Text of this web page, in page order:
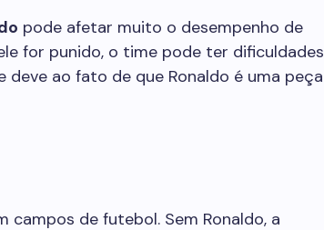
pode afetar muito o desempenho de
for punido, o time pode ter dificuldades
deve ao fato de que Ronaldo é uma peça
campos de futebol. Sem Ronaldo, a